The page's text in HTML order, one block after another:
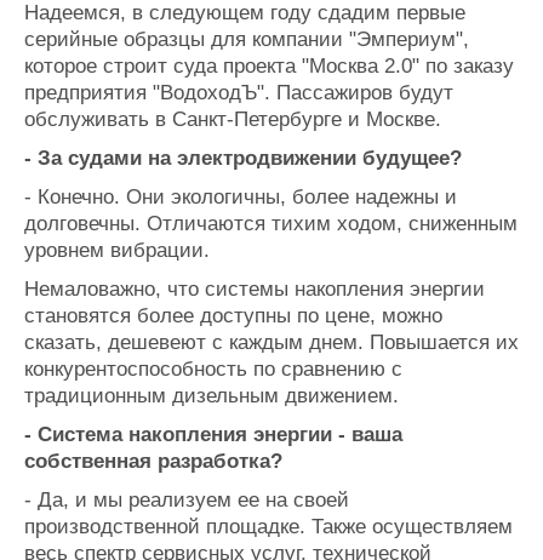
Надеемся, в следующем году сдадим первые
серийные образцы для компании "Эмпериум",
которое строит суда проекта "Москва 2.0" по заказу
предприятия "ВодоходЪ". Пассажиров будут
обслуживать в Санкт-Петербурге и Москве.
- За судами на электродвижении будущее?
- Конечно. Они экологичны, более надежны и
долговечны. Отличаются тихим ходом, сниженным
уровнем вибрации.
Немаловажно, что системы накопления энергии
становятся более доступны по цене, можно
сказать, дешевеют с каждым днем. Повышается их
конкурентоспособность по сравнению с
традиционным дизельным движением.
- Система накопления энергии - ваша
собственная разработка?
- Да, и мы реализуем ее на своей
производственной площадке. Также осуществляем
весь спектр сервисных услуг, технической